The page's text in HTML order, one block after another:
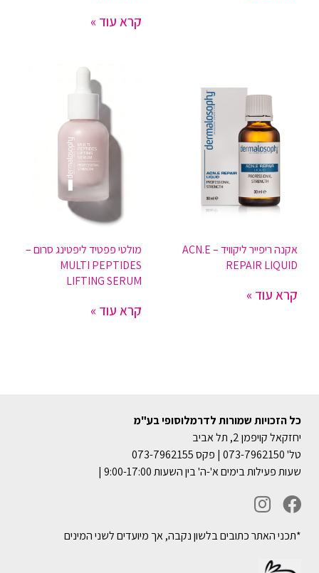
קרא עוד »
אקנה ריפייר ליקוויד – ACN.E
REPAIR LIQUID
קרא עוד »
מולטי פפטיד ליפטינג סרום –
MULTI PEPTIDES
LIFTING SERUM
קרא עוד »
כל הזכויות שמורות לדרמלוסופי בע"מ
יחזקאל קויפמן 2, תל אביב
טל' 073-7962150 | פקס 073-7962155
שעות פעילות בימים א'-ה' בין השעות 9:00-17:00 |
*תכני האתר כתובים בלשון נקבה, אך מיועדים לשני המינים